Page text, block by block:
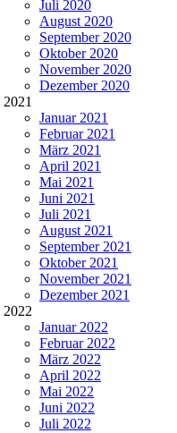
Juli 2020
August 2020
September 2020
Oktober 2020
November 2020
Dezember 2020
2021
Januar 2021
Februar 2021
März 2021
April 2021
Mai 2021
Juni 2021
Juli 2021
August 2021
September 2021
Oktober 2021
November 2021
Dezember 2021
2022
Januar 2022
Februar 2022
März 2022
April 2022
Mai 2022
Juni 2022
Juli 2022